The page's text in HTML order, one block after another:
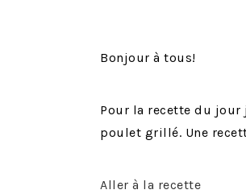
Bonjour à tous!
Pour la recette du jour
poulet grillé. Une
Aller à la recette